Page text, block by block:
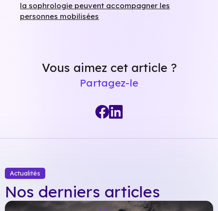
la sophrologie peuvent accompagner les
personnes mobilisées
Vous aimez cet article ?
Partagez-le
Actualités
Nos derniers articles